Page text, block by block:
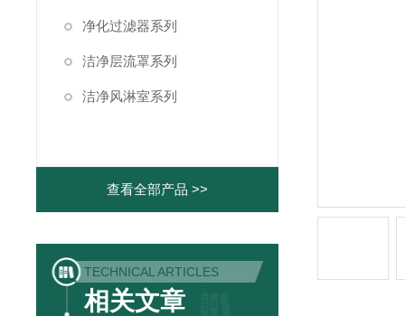
净化过滤器系列
洁净层流罩系列
洁净风淋室系列
查看全部产品 >>
TECHNICAL ARTICLES
相关文章